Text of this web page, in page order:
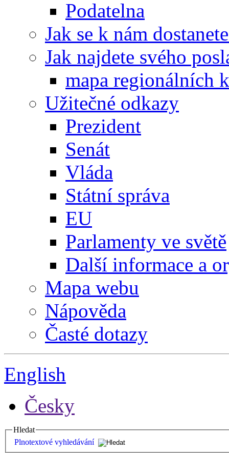
Podatelna
Jak se k nám
Jak najdete svého
mapa regionálních
Užitečné odkazy
Prezident
Senát
Vláda
Státní správa
EU
Parlamenty ve světě
Další informace a
Mapa webu
Nápověda
Časté dotazy
English
Česky
Hledat
Plnotextové vyhledávání